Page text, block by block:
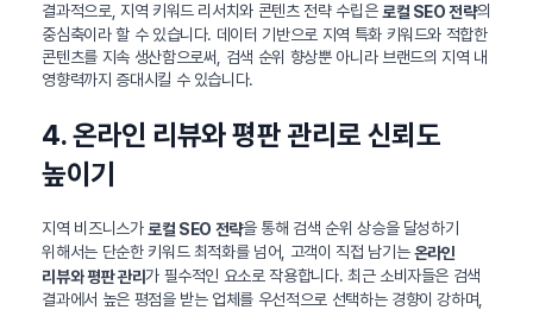
결과적으로, 지역 키워드 리서치와 콘텐츠 전략 수립은로컬 SEO 전략의
중심축이라 할 수 있습니다. 데이터 기반으로 지역 특화 키워드와 적합한
콘텐츠를 지속 생산함으로써, 검색 순위 향상뿐 아니라 브랜드의 지역 내
영향력까지 증대시킬 수 있습니다.
4. 온라인 리뷰와 평판 관리로 신뢰도
높이기
지역 비즈니스가로컬 SEO 전략을 통해 검색 순위 상승을 달성하기
위해서는 단순한 키워드 최적화를 넘어, 고객이 직접 남기는온라인
리뷰와 평판 관리가 필수적인 요소로 작용합니다. 최근 소비자들은 검색
결과에서 높은 평점을 받는 업체를 우선적으로 선택하는 경향이 강하며,